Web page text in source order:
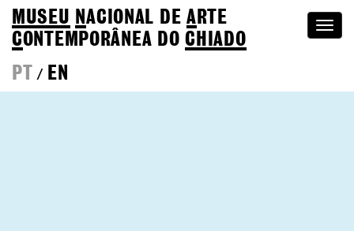
MUSEU NACIONAL DEA RTE
CONTEMPORÂNEA DOCHIADO
PT
/ EN